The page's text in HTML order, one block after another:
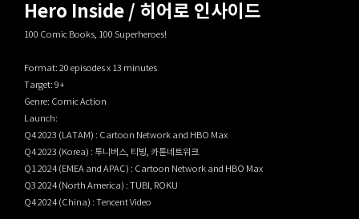
Hero Inside / 히어로 인사이드
100 Comic Books, 100 Superheroes!
Format: 20 episodes x 13 minutes
Target: 9+
Genre: Comic Action
Launch:
Q4 2023 (LATAM) : Cartoon Network and HBO Max
Q4 2023 (Korea) : 투니버스, 티빙, 카툰네트워크
Q1 2024 (EMEA and APAC) : Cartoon Network and HBO Max
Q3 2024 (North America) : TUBI, ROKU
Q4 2024 (China) : Tencent Video